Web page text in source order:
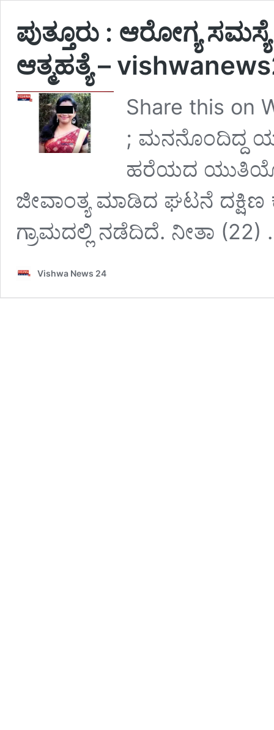
ಪುತ್ತೂರು : ಆರೋಗ್ಯ
ಆತ್ಮಹತ್ಯೆ –
Share this on
; ಮನನೊಂದಿದ್ದ
ಹರೆಯದ
ಜೀವಾಂತ್ಯ ಮಾಡಿದ ಘಟನೆ ದಕ್ಷಿಣ
ಗ್ರಾಮದಲ್ಲಿ ನಡೆದಿದೆ. ನೀತಾ
Vishwa News 24